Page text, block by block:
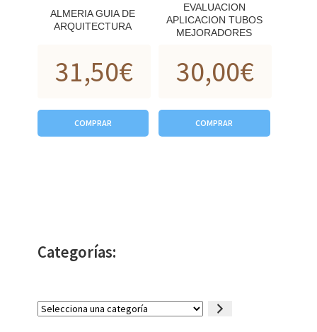
ALMERIA GUIA DE
ARQUITECTURA
31,50€
COMPRAR
EVALUACION
APLICACION TUBOS
MEJORADORES
30,00€
COMPRAR
Categorías:
Selecciona